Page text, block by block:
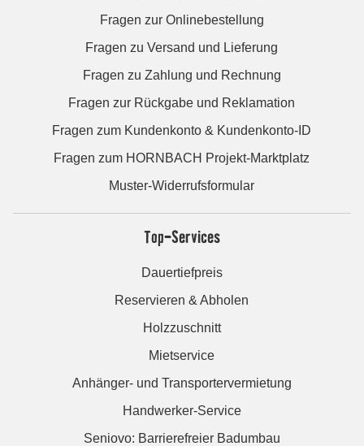
Fragen zur Onlinebestellung
Fragen zu Versand und Lieferung
Fragen zu Zahlung und Rechnung
Fragen zur Rückgabe und Reklamation
Fragen zum Kundenkonto & Kundenkonto-ID
Fragen zum HORNBACH Projekt-Marktplatz
Muster-Widerrufsformular
Top-Services
Dauertiefpreis
Reservieren & Abholen
Holzzuschnitt
Mietservice
Anhänger- und Transportervermietung
Handwerker-Service
Seniovo: Barrierefreier Badumbau